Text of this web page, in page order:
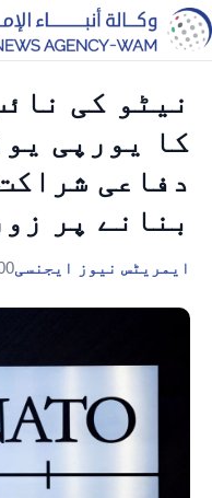
نیٹو کی
کا یورپی
دفاعی
بنانے پر
ایمریٹس نیوز ایجنسی